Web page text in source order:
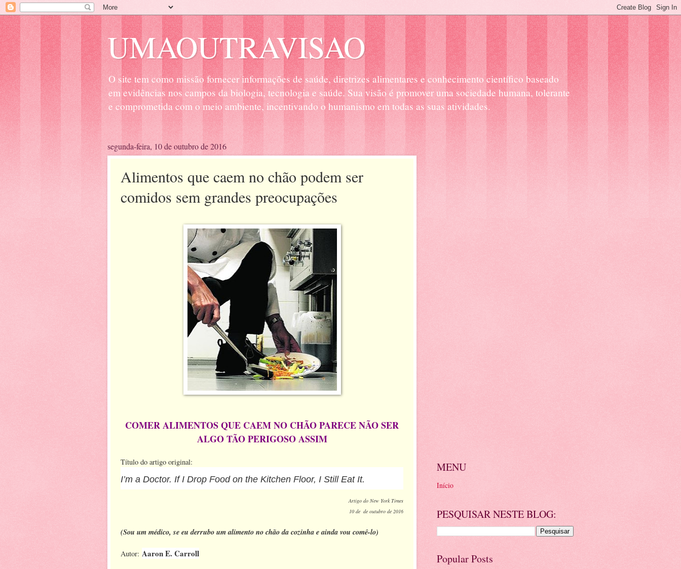
UMAOUTRAVISAO
O site tem como missão fornecer informações de saúde, diretrizes alimentares e conhecimento científico baseado
em evidências nos campos da biologia, tecnologia e saúde. Sua visão é promover uma sociedade humana, tolerante
e comprometida com o meio ambiente, incentivando o humanismo em todas as suas atividades.
segunda-feira, 10 de outubro de 2016
Alimentos que caem no chão podem ser
comidos sem grandes preocupações
COMER ALIMENTOS QUE CAEM NO CHÃO PARECE NÃO SER
ALGO TÃO PERIGOSO ASSIM
Título do artigo original:
I’m a Doctor. If I Drop Food on the Kitchen Floor, I Still Eat It.
Artigo do New York Times
10 de de outubro de 2016
(Sou um médico, se eu derrubo um alimento no chão da cozinha e ainda vou comê-lo)
Autor: Aaron E. Carroll
MENU
Início
PESQUISAR NESTE BLOG:
Popular Posts